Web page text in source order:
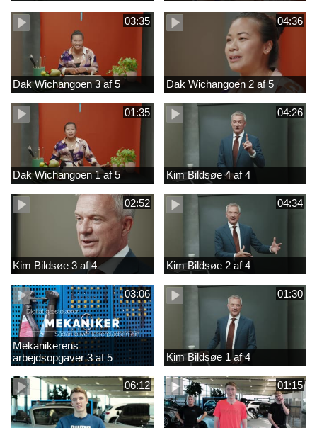
03:35
Dak Wichangoen 3 af 5
04:36
Dak Wichangoen 2 af 5
01:35
Dak Wichangoen 1 af 5
04:26
Kim Bildsøe 4 af 4
02:52
Kim Bildsøe 3 af 4
04:34
Kim Bildsøe 2 af 4
03:06
Mekanikerens
arbejdsopgaver 3 af 5
(lærepladssøgning)
01:30
Kim Bildsøe 1 af 4
06:12 01:15